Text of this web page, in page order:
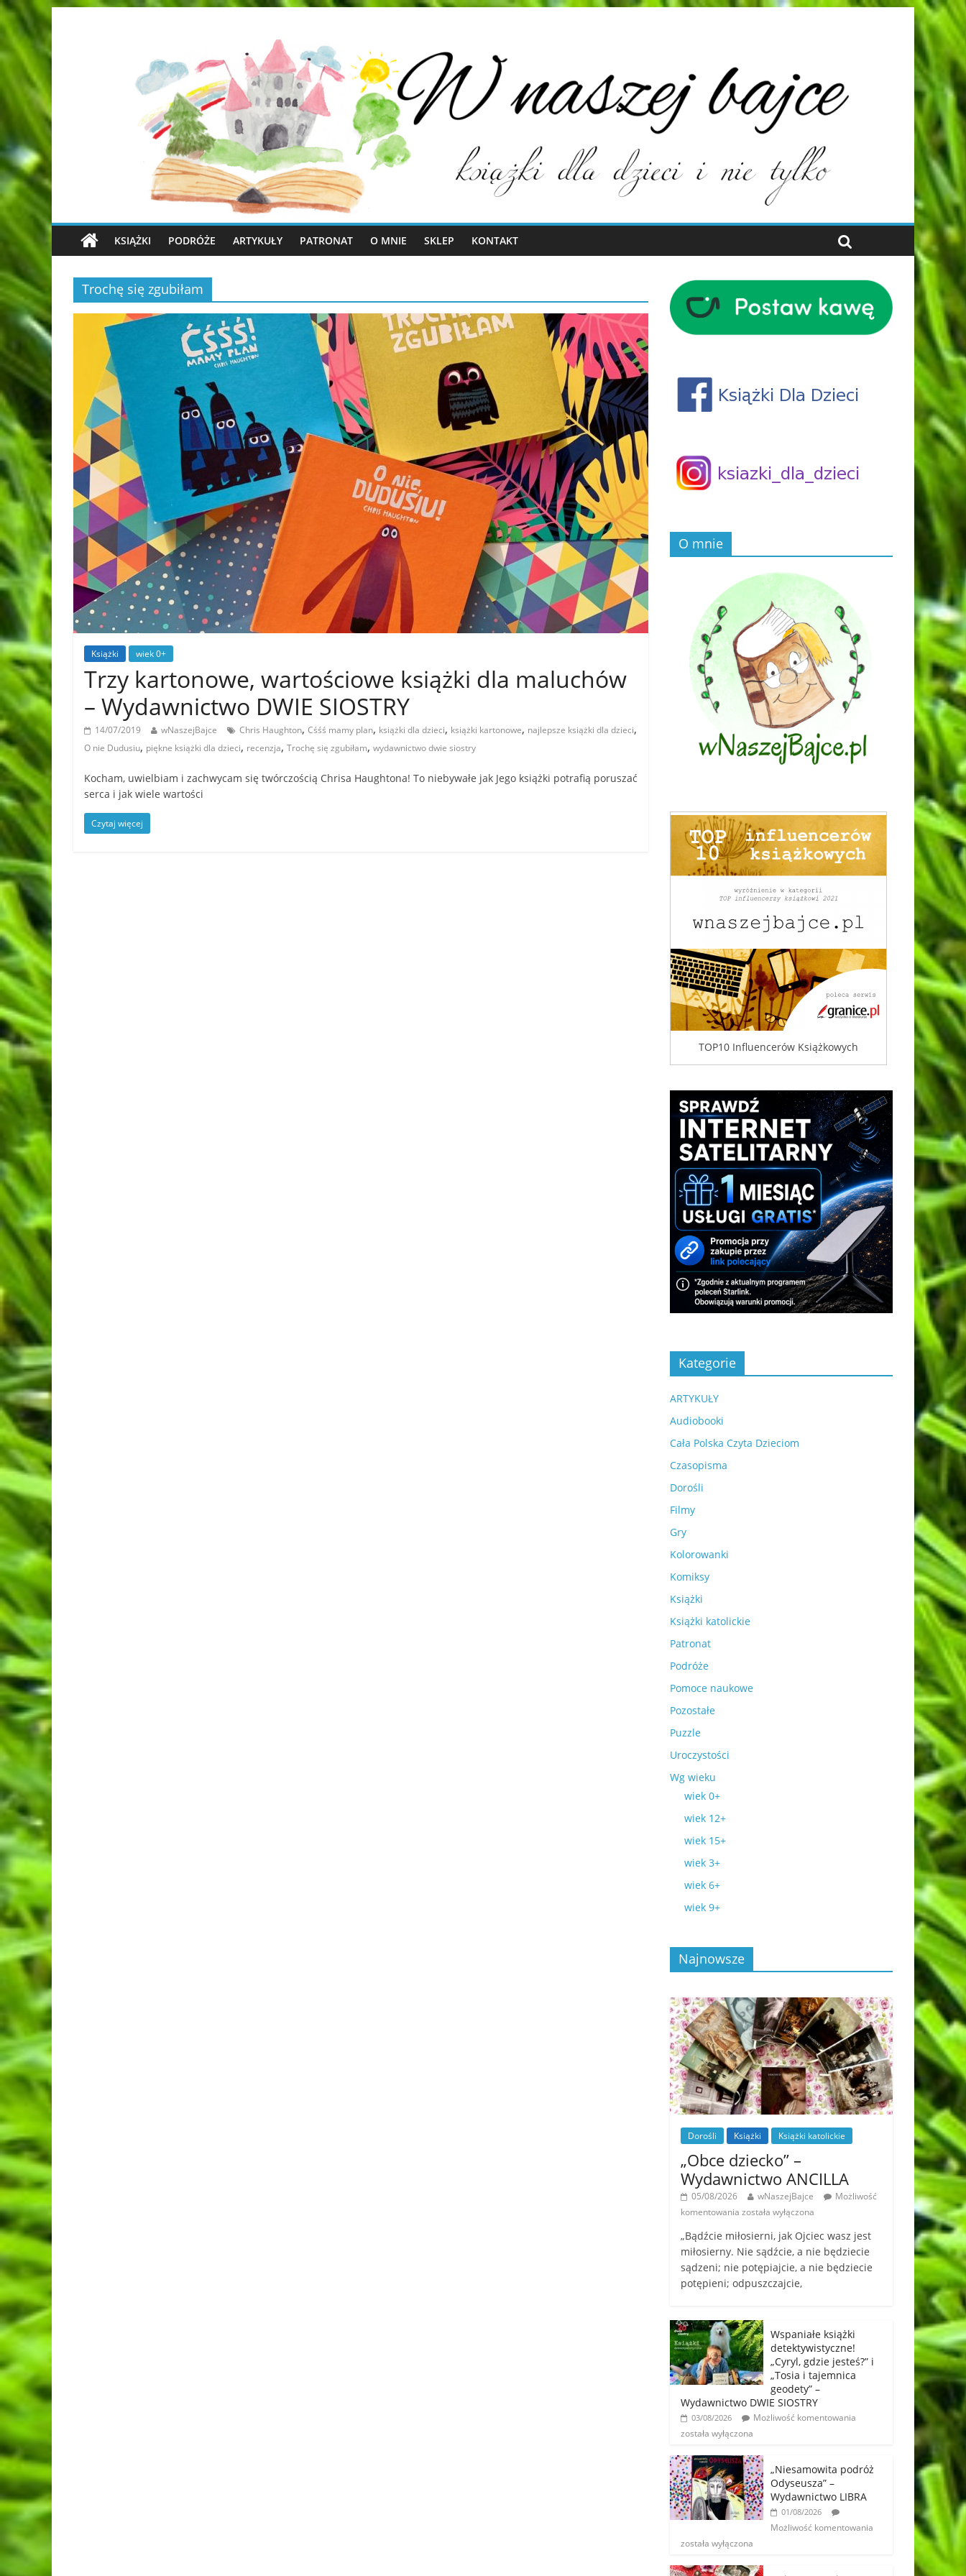
KSIĄŻKI PODRÓŻE ARTYKUŁY PATRONAT O MNIE SKLEP KONTAKT
Trochę się zgubiłam
Książki wiek 0+
Trzy kartonowe, wartościowe książki dla maluchów
– Wydawnictwo DWIE SIOSTRY
14/07/2019 wNaszejBajce Chris Haughton, Cśśś mamy plan, książki dla dzieci, książki kartonowe, najlepsze książki dla dzieci,
O nie Dudusiu, piękne książki dla dzieci, recenzja, Trochę się zgubiłam, wydawnictwo dwie siostry
Kocham, uwielbiam i zachwycam się twórczością Chrisa Haughtona! To niebywałe jak Jego książki potrafią poruszać
serca i jak wiele wartości
Czytaj więcej
O mnie
TOP10 Influencerów Książkowych
Kategorie
ARTYKUŁY
Audiobooki
Cała Polska Czyta Dzieciom
Czasopisma
Dorośli
Filmy
Gry
Kolorowanki
Komiksy
Książki
Książki katolickie
Patronat
Podróże
Pomoce naukowe
Pozostałe
Puzzle
Uroczystości
Wg wieku
wiek 0+
wiek 12+
wiek 15+
wiek 3+
wiek 6+
wiek 9+
Najnowsze
Dorośli Książki Książki katolickie
„Obce dziecko” –
Wydawnictwo ANCILLA
05/08/2026 wNaszejBajce
Możliwość
komentowania została wyłączona
„Bądźcie miłosierni, jak Ojciec wasz jest
miłosierny. Nie sądźcie, a nie będziecie
sądzeni; nie potępiajcie, a nie będziecie
potępieni; odpuszczajcie,
Wspaniałe książki
detektywistyczne!
„Cyryl, gdzie jesteś?” i
„Tosia i tajemnica
geodety” –
Wydawnictwo DWIE SIOSTRY
03/08/2026
Możliwość komentowania
została wyłączona
„Niesamowita podróż
Odyseusza” –
Wydawnictwo LIBRA
01/08/2026
Możliwość komentowania
została wyłączona